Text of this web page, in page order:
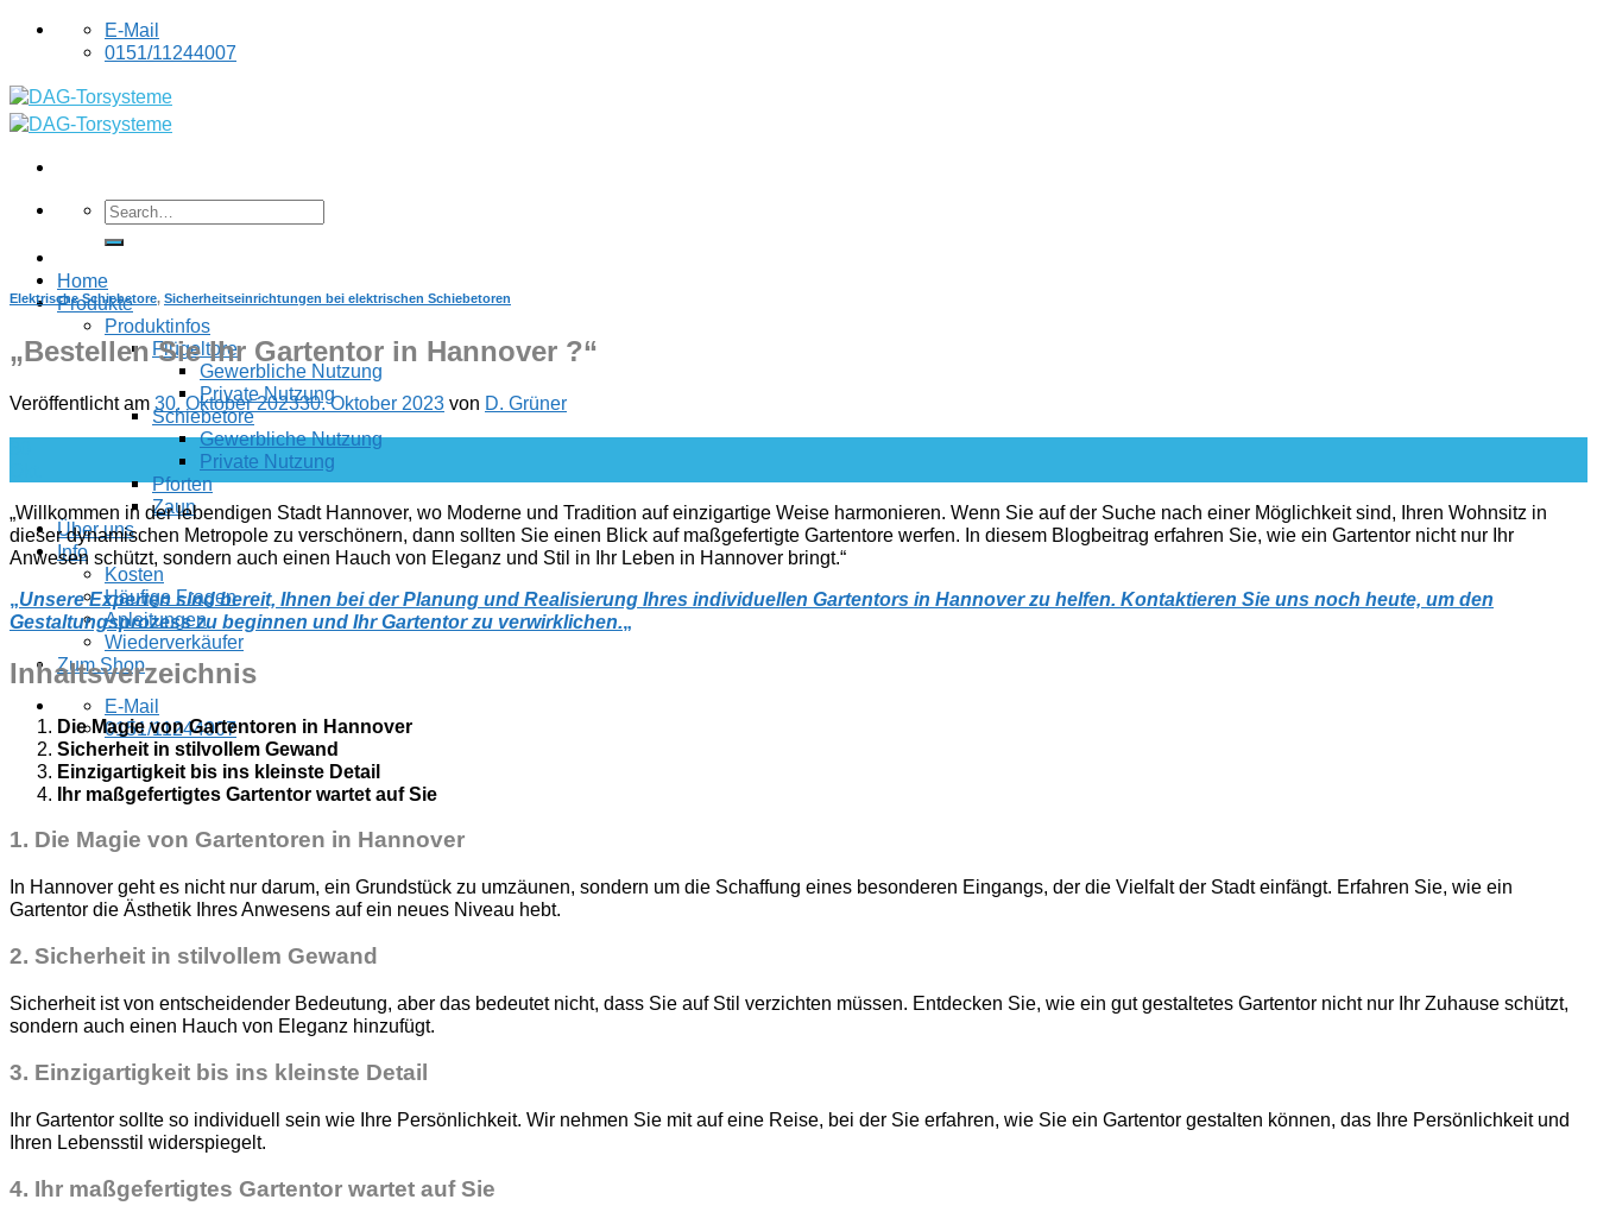
Skip
E-Mail
0151/11244007
Home
Produkte
Produktinfos
Flügeltore
Gewerbliche Nutzung
Private Nutzung
Schiebetore
Gewerbliche Nutzung
Private Nutzung
Pforten
Zaun
Über uns
Info
Kosten
Häufige Fragen
Anleitungen
Wiederverkäufer
Zum Shop
E-Mail
0151/11244007
Elektrische Schiebetore, Sicherheitseinrichtungen bei elektrischen Schiebetoren
„Bestellen Sie Ihr Gartentor in Hannover ?“
Veröffentlicht am 30. Oktober 202330. Oktober 2023 von D. Grüner
„Willkommen in der lebendigen Stadt Hannover, wo Moderne und Tradition auf einzigartige Weise harmonieren. Wenn Sie auf der Suche nach einer Möglichkeit sind, Ihren Wohnsitz in
dieser dynamischen Metropole zu verschönern, dann sollten Sie einen Blick auf maßgefertigte Gartentore werfen. In diesem Blogbeitrag erfahren Sie, wie ein Gartentor nicht nur Ihr
Anwesen schützt, sondern auch einen Hauch von Eleganz und Stil in Ihr Leben in Hannover bringt.“
„Unsere Experten sind bereit, Ihnen bei der Planung und Realisierung Ihres individuellen Gartentors in Hannover zu helfen. Kontaktieren Sie uns noch heute, um den
Gestaltungsprozess zu beginnen und Ihr Gartentor zu verwirklichen.„
Inhaltsverzeichnis
Die Magie von Gartentoren in Hannover
Sicherheit in stilvollem Gewand
Einzigartigkeit bis ins kleinste Detail
Ihr maßgefertigtes Gartentor wartet auf Sie
1. Die Magie von Gartentoren in Hannover
In Hannover geht es nicht nur darum, ein Grundstück zu umzäunen, sondern um die Schaffung eines besonderen Eingangs, der die Vielfalt der Stadt einfängt. Erfahren Sie, wie ein
Gartentor die Ästhetik Ihres Anwesens auf ein neues Niveau hebt.
2. Sicherheit in stilvollem Gewand
Sicherheit ist von entscheidender Bedeutung, aber das bedeutet nicht, dass Sie auf Stil verzichten müssen. Entdecken Sie, wie ein gut gestaltetes Gartentor nicht nur Ihr Zuhause schützt,
sondern auch einen Hauch von Eleganz hinzufügt.
3. Einzigartigkeit bis ins kleinste Detail
Ihr Gartentor sollte so individuell sein wie Ihre Persönlichkeit. Wir nehmen Sie mit auf eine Reise, bei der Sie erfahren, wie Sie ein Gartentor gestalten können, das Ihre Persönlichkeit und
Ihren Lebensstil widerspiegelt.
4. Ihr maßgefertigtes Gartentor wartet auf Sie